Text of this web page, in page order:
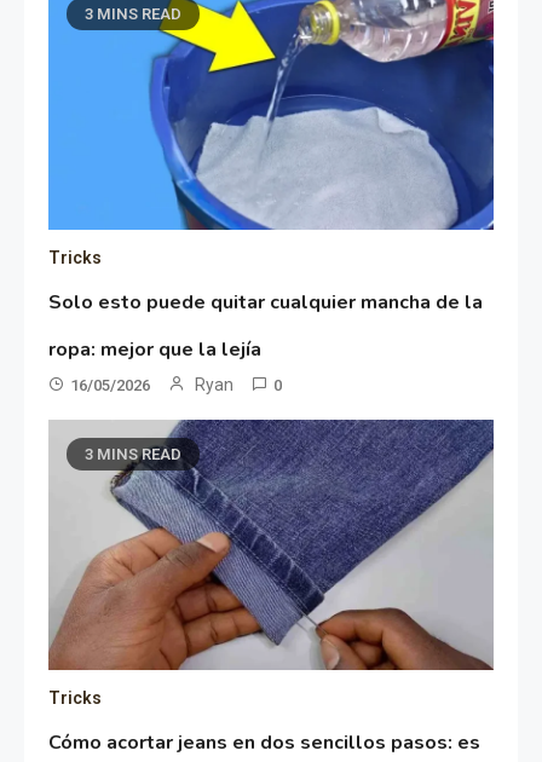
3 MINS READ
Tricks
Solo esto puede quitar cualquier mancha de la
ropa: mejor que la lejía
16/05/2026 Ryan 0
3 MINS READ
Tricks
Cómo acortar jeans en dos sencillos pasos: es